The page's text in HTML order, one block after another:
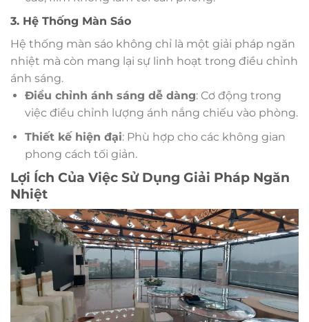
3. Hệ Thống Màn Sáo
Hệ thống màn sáo không chỉ là một giải pháp ngăn
nhiệt mà còn mang lại sự linh hoạt trong điều chỉnh
ánh sáng.
Điều chỉnh ánh sáng dễ dàng: Cơ động trong
việc điều chỉnh lượng ánh nắng chiếu vào phòng.
Thiết kế hiện đại: Phù hợp cho các không gian
phong cách tối giản.
Lợi Ích Của Việc Sử Dụng Giải Pháp Ngăn
Nhiệt